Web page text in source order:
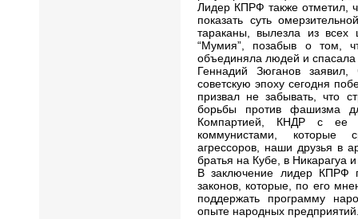
Лидер КПРФ также отметил,
показать суть
тараканы, вылезла из всех
“Мумия”, позабыв о том,
объединяла людей и спасала
Геннадий Зюганов
советскую эпоху сегодня
призвал не забывать, что
борьбы против фашизма
Компартией, КНДР с ее
коммунистами, которые
агрессоров, наши друзья в
братья на Кубе, в Никарагуа
В заключение лидер КПРФ
законов, которые, по его
поддержать программу
опыте народных